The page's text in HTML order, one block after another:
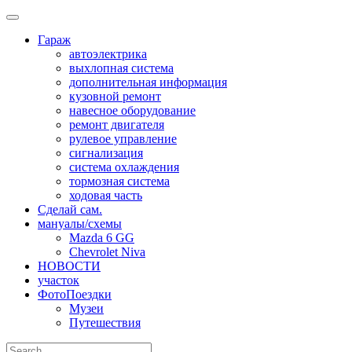
Skip
contentГараж
автоэлектрика
выхлопная система
дополнительная информация
кузовной ремонт
навесное оборудование
ремонт двигателя
рулевое управление
сигнализация
система охлаждения
тормозная система
ходовая часть
Сделай сам.
мануалы/схемы
Mazda 6 GG
Chevrolet Niva
НОВОСТИ
участок
ФотоПоездки
Музеи
Путешествия
Search